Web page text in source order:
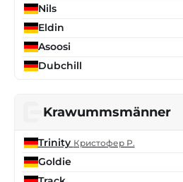
Nils
Eldin
Asoosi
Dubchill
Krawummsmänner
Trinity Кристофер Р.
Goldie